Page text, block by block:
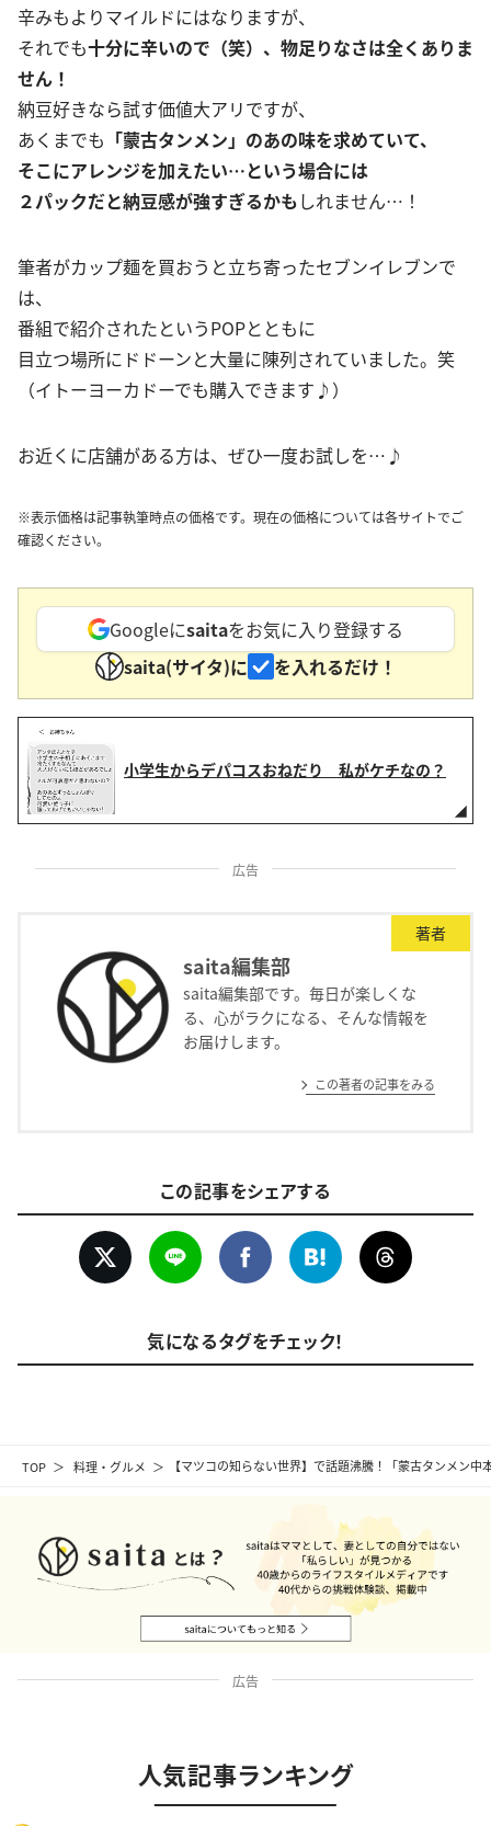
TOP 料理・グルメ 【マツコの知らない世界】で話題沸騰！「蒙古タンメン
辛みもよりマイルドにはなりますが、
それでも十分に辛いので（笑）、物足りなさは全くありま
せん！
納豆好きなら試す価値大アリですが、
あくまでも 「蒙古タンメン」のあの味を求めていて、
そこにアレンジを加えたい…という場合には
２パックだと納豆感が強すぎるかもしれません…！
筆者がカップ麺を買おうと立ち寄ったセブンイレブンで
は、
番組で紹介されたというPOPとともに
目立つ場所にドドーンと大量に陳列されていました。笑
（イトーヨーカドーでも購入できます♪）
お近くに店舗がある方は、ぜひ一度お試しを…♪
※表示価格は記事執筆時点の価格です。現在の価格については各サイトでご
確認ください。
Googleにsaitaをお気に入り登録する
saita(サイタ)に
を入れるだけ！
小学生からデパコスおねだり 私がケチなの？
広告
著者
saita編集部
saita編集部です。毎日が楽しくな
る、心がラクになる、そんな情報を
お届けします。
この著者の記事をみる
この記事をシェアする
気になるタグをチェック！
広告
人気記事ランキング